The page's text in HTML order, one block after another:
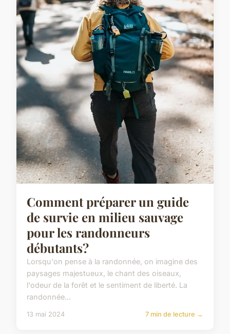
Comment préparer un guide
de survie en milieu sauvage
pour les randonneurs
débutants?
Lorsqu'on pense à la randonnée, on imagine des
paysages majestueux, le chant des oiseaux,
l'odeur de la forêt et le sentiment de liberté. La
randonnée...
13 mai 2024 7 min de lecture →